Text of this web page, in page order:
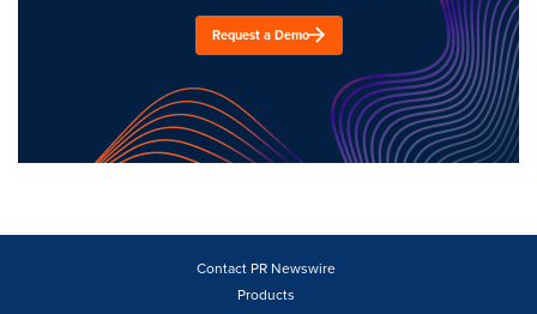
Request a Demo
Contact PR Newswire
Products